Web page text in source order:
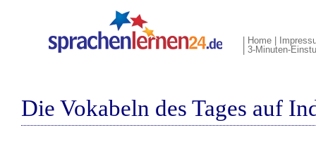
Home
3-Minuten-
Die Vokabeln des Tages auf